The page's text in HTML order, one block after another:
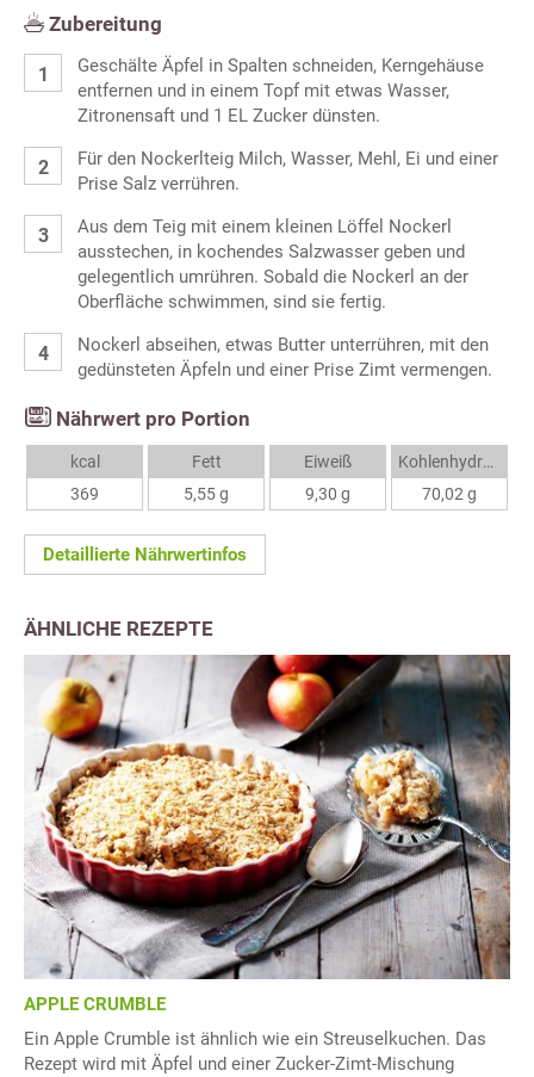
Zubereitung
Geschälte Äpfel in Spalten schneiden, Kerngehäuse
entfernen und in einem Topf mit etwas Wasser,
Zitronensaft und 1 EL Zucker dünsten.
Für den Nockerlteig Milch, Wasser, Mehl, Ei und einer
Prise Salz verrühren.
Aus dem Teig mit einem kleinen Löffel Nockerl
ausstechen, in kochendes Salzwasser geben und
gelegentlich umrühren. Sobald die Nockerl an der
Oberfläche schwimmen, sind sie fertig.
Nockerl abseihen, etwas Butter unterrühren, mit den
gedünsteten Äpfeln und einer Prise Zimt vermengen.
Nährwert pro Portion
kcal
369
Fett
5,55 g
Eiweiß
9,30 g
Kohlenhydrate
70,02 g
Detaillierte Nährwertinfos
ÄHNLICHE REZEPTE
APPLE CRUMBLE
Ein Apple Crumble ist ähnlich wie ein Streuselkuchen. Das
Rezept wird mit Äpfel und einer Zucker-Zimt-Mischung